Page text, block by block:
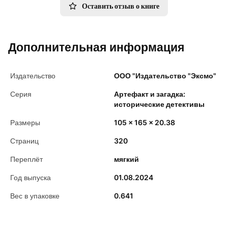
Оставить отзыв о книге
Дополнительная информация
Издательство ООО "Издательство "Эксмо"
Серия
Артефакт и загадка:
исторические детективы
Размеры 105 x 165 x 20.38
Страниц 320
Переплёт мягкий
Год выпуска 01.08.2024
Вес в упаковке 0.641